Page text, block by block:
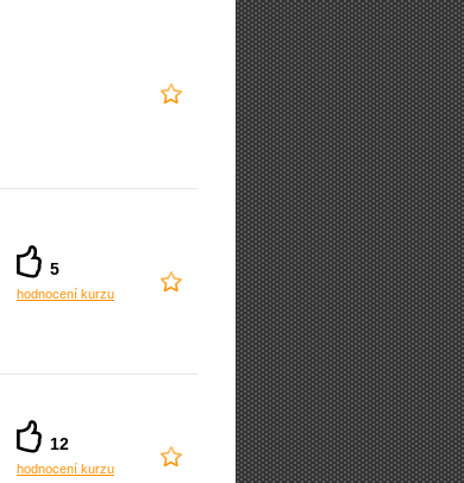
5
hodnocení kurzu
12
hodnocení kurzu